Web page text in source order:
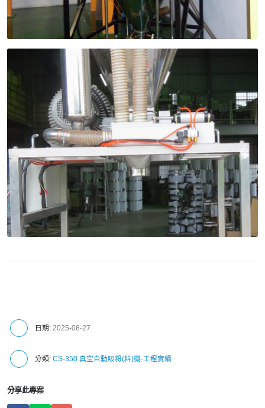
日期: 2025-08-27
分類: CS-350 真空自動吸粉(料)機-工程實績
分享此專案